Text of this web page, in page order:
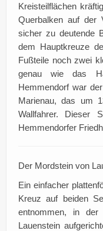
Kreisteilflächen
Querbalken auf der
sicher zu deutende
dem Hauptkreuze
Fußteile noch zwei
genau wie das
Hemmendorf war
Marienau, das um
Wallfahrer. Dieser
Hemmendorfer
Der Mordstein von
Ein einfacher
Kreuz auf beiden
entnommen, in
Lauenstein